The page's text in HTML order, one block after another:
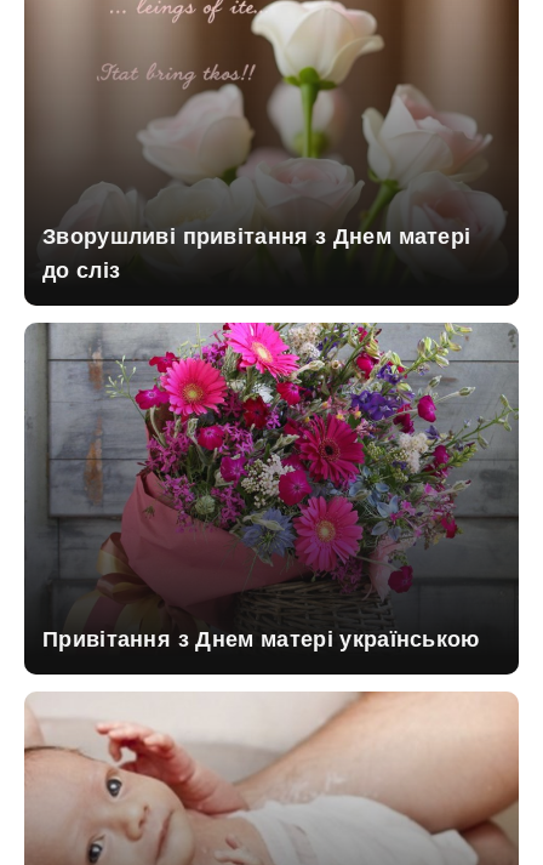
Зворушливі привітання з Днем матері
до сліз
Привітання з Днем матері українською